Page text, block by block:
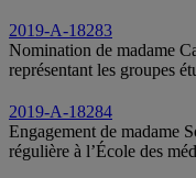
2019-A-18283
Nomination de madame
représentant les groupes
2019-A-18284
Engagement de madame
régulière à l’École des